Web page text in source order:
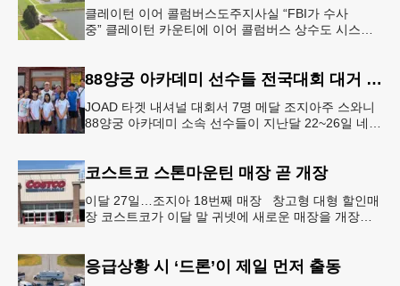
클레이턴 이어 콜럼버스도주지사실 “FBI가 수사
중” 클레이턴 카운티에 이어 콜럼버스 상수도 시스템
88양궁 아카데미 선수들 전국대회 대거 입상
JOAD 타겟 내셔널 대회서 7명 메달 조지아주 스와니
88양궁 아카데미 소속 선수들이 지난달 22~26일 네브
코스트코 스톤마운틴 매장 곧 개장
이달 27일…조지아 18번째 매장 창고형 대형 할인매
장 코스트코가 이달 말 귀넷에 새로운 매장을 개장한
응급상황 시 ‘드론’이 제일 먼저 출동